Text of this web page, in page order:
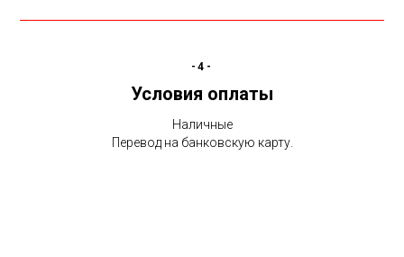
-4-
Условия оплаты
Наличные
Перевод на банковскую карту.